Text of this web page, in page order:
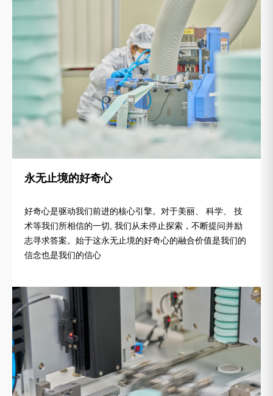
永无止境的好奇心
好奇心是驱动我们前进的核心引擎。对于美丽、 科学、 技
术等我们所相信的一切, 我们从未停止探索，不断提问并励
志寻求答案。始于这永无止境的好奇心的融合价值是我们的
信念也是我们的信心